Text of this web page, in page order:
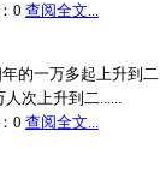
0 查阅全文...
的一万多起上升到
次上升到二......
0 查阅全文...